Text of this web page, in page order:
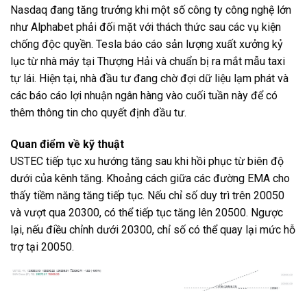
Nasdaq đang tăng trưởng khi một số công ty công nghệ lớn
như Alphabet phải đối mặt với thách thức sau các vụ kiện
chống độc quyền. Tesla báo cáo sản lượng xuất xưởng kỷ
lục từ nhà máy tại Thượng Hải và chuẩn bị ra mắt mẫu taxi
tự lái. Hiện tại, nhà đầu tư đang chờ đợi dữ liệu lạm phát và
các báo cáo lợi nhuận ngân hàng vào cuối tuần này để có
thêm thông tin cho quyết định đầu tư.
Quan điểm về kỹ thuật
USTEC tiếp tục xu hướng tăng sau khi hồi phục từ biên độ
dưới của kênh tăng. Khoảng cách giữa các đường EMA cho
thấy tiềm năng tăng tiếp tục. Nếu chỉ số duy trì trên 20050
và vượt qua 20300, có thể tiếp tục tăng lên 20500. Ngược
lại, nếu điều chỉnh dưới 20300, chỉ số có thể quay lại mức hỗ
trợ tại 20050.